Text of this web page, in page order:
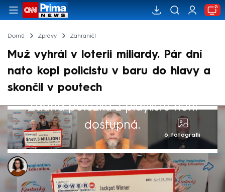
Domů Zprávy Zahraničí
Muž vyhrál v loterii miliardy. Pár dní
nato kopl policistu v baru do hlavy a
skončil v poutech
Žádná položka z playlistu není
dostupná.
6 fotografií
Dominika Fuchsová
3. kvě 2025, 17:54